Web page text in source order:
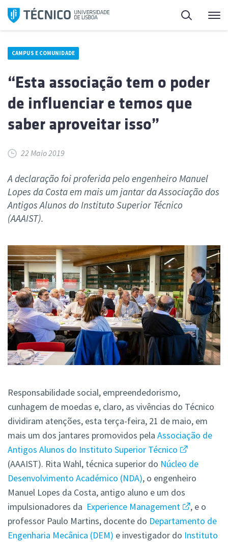
Saltar
para
Pesquisa
CAMPUS E COMUNIDADE
“Esta associação tem o poder
de influenciar e temos que
saber aproveitar isso”
22 Maio 2019
A declaração foi proferida pelo engenheiro Manuel
Lopes da Costa em mais um jantar da Associação dos
Antigos Alunos do Instituto Superior Técnico
(AAAIST).
Responsabilidade social, empreendedorismo,
cunhagem de moedas e, claro, as vivências do Técnico
dividiram atenções, esta terça-feira, 21 de maio, em
mais um dos jantares promovidos pela Associação de
Antigos Alunos do Instituto Superior Técnico
(AAAIST). Rita Wahl, técnica superior do Núcleo de
Desenvolvimento Académico (NDA), o engenheiro
Manuel Lopes da Costa, antigo aluno e um dos
impulsionadores da Experience Management
, e o
professor Paulo Martins, docente do Departamento de
Engenharia Mecânica (DEM) e investigador do Instituto